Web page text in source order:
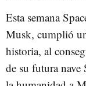
Esta semana
Musk, cumplió
historia, al
de su futura nave